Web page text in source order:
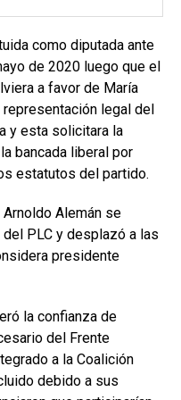
como diputada ante
de 2020 luego que el
a favor de María
representación legal del
y esta solicitara la
bancada liberal por
estatutos del partido.
Arnoldo Alemán se
PLC y desplazó a las
presidente
la confianza de
del Frente
a la Coalición
debido a sus